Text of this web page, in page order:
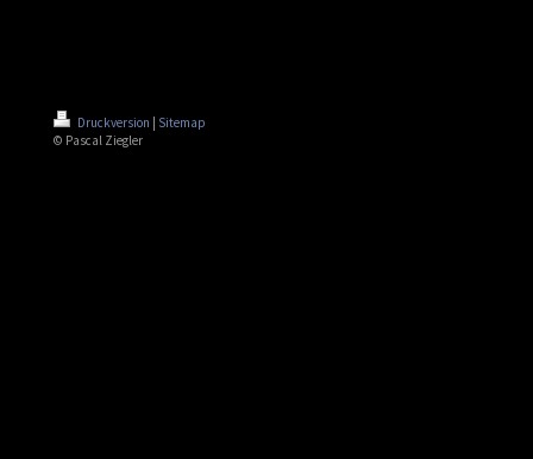
Druckversion
Sitemap
© Pascal Ziegler